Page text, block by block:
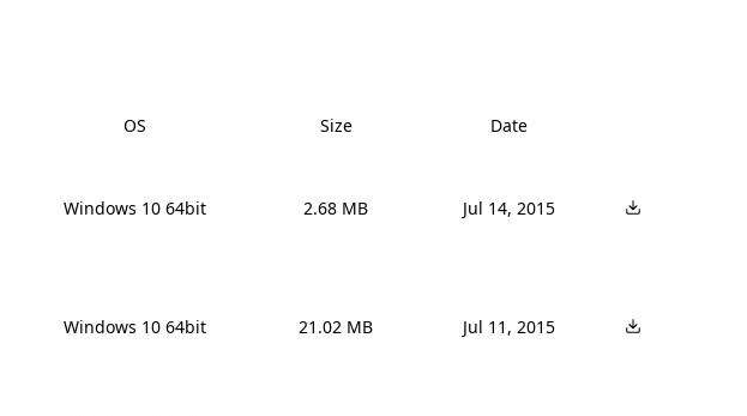
OS Size Date
Windows 10 64bit 2.68 MB Jul 14, 2015
Windows 10 64bit 21.02 MB Jul 11, 2015